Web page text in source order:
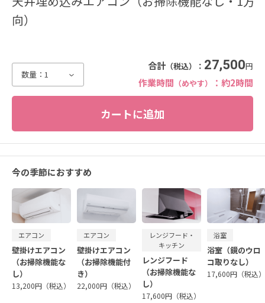
向）
数量： 1
合計（税込）： 27,500円
作業時間 （めやす） ：約2時間
今の季節におすすめ
エアコン
壁掛けエアコン
（お掃除機能な
し）
13,200円（税込）
エアコン
壁掛けエアコン
（お掃除機能付
き）
22,000円（税込）
レンジフード・
キッチン
レンジフード
（お掃除機能な
し）
17,600円（税込）
浴室
浴室（鏡のウロ
コ取りなし）
17,600円（税込）